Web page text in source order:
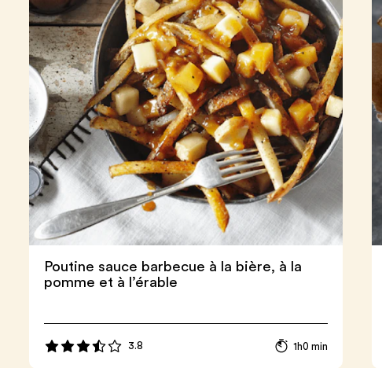
Poutine sauce barbecue à la bière, à la
pomme et à l’érable
3.8 1h0 min